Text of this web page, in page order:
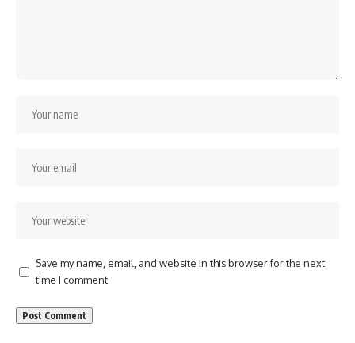
Save my name, email, and website in this browser for the next
time I comment.